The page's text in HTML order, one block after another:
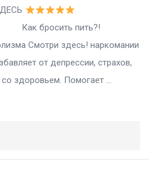
пить?!
Смотри здесь! наркомании
от депрессии, страхов,
здоровьем. Помогает ...